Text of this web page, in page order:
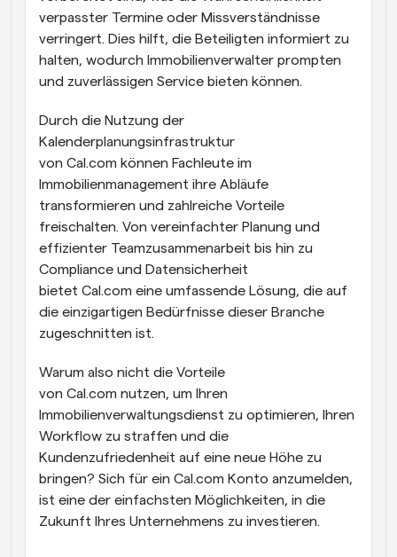
verpasster Termine oder Missverständnisse
verringert. Dies hilft, die Beteiligten informiert zu
halten, wodurch Immobilienverwalter prompten
und zuverlässigen Service bieten können.
Durch die Nutzung der
Kalenderplanungsinfrastruktur
von Cal.com können Fachleute im
Immobilienmanagement ihre Abläufe
transformieren und zahlreiche Vorteile
freischalten. Von vereinfachter Planung und
effizienter Teamzusammenarbeit bis hin zu
Compliance und Datensicherheit
bietet Cal.com eine umfassende Lösung, die auf
die einzigartigen Bedürfnisse dieser Branche
zugeschnitten ist.
Warum also nicht die Vorteile
von Cal.com nutzen, um Ihren
Immobilienverwaltungsdienst zu optimieren, Ihren
Workflow zu straffen und die
Kundenzufriedenheit auf eine neue Höhe zu
bringen? Sich für ein Cal.com Konto anzumelden,
ist eine der einfachsten Möglichkeiten, in die
Zukunft Ihres Unternehmens zu investieren.